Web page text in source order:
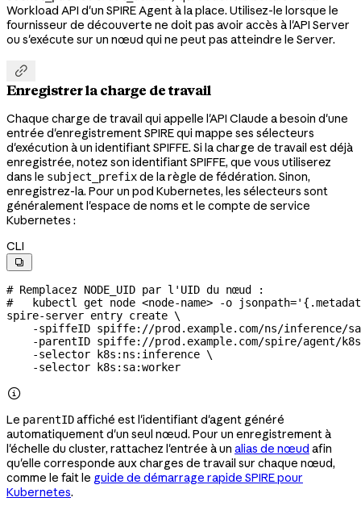
Workload API d'un SPIRE Agent à la place. Utilisez-le lorsque le
fournisseur de découverte ne doit pas avoir accès à l'API Server
ou s'exécute sur un nœud qui ne peut pas atteindre le Server.

Enregistrer la charge de travail
Chaque charge de travail qui appelle l'API Claude a besoin d'une
entrée d'enregistrement SPIRE qui mappe ses sélecteurs
d'exécution à un identifiant SPIFFE. Si la charge de travail est déjà
enregistrée, notez son identifiant SPIFFE, que vous utiliserez
dans le subject_prefixde la règle de fédération. Sinon,
enregistrez-la. Pour un pod Kubernetes, les sélecteurs sont
généralement l'espace de noms et le compte de service
Kubernetes :
CLI

# Remplacez NODE_UID par l'UID du nœud :
#   kubectl get node <node-name> -o
spire-server entry create \
    -spiffeID
spiffe://prod.example.com/ns/inference/
    -parentID
spiffe://prod.example.com/spire/agent/
    -selector
k8s:ns:inference \
    -selector
k8s:sa:worker

Le parentIDaffiché est l'identifiant d'agent généré
automatiquement d'un seul nœud. Pour un enregistrement à
l'échelle du cluster, rattachez l'entrée à un alias de nœud afin
qu'elle corresponde aux charges de travail sur chaque nœud,
comme le fait le guide de démarrage rapide SPIRE pour
Kubernetes.